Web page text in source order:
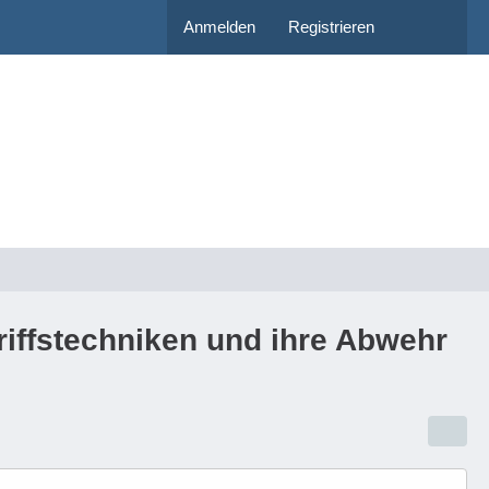
Anmelden Registrieren
und ihre Abwehr